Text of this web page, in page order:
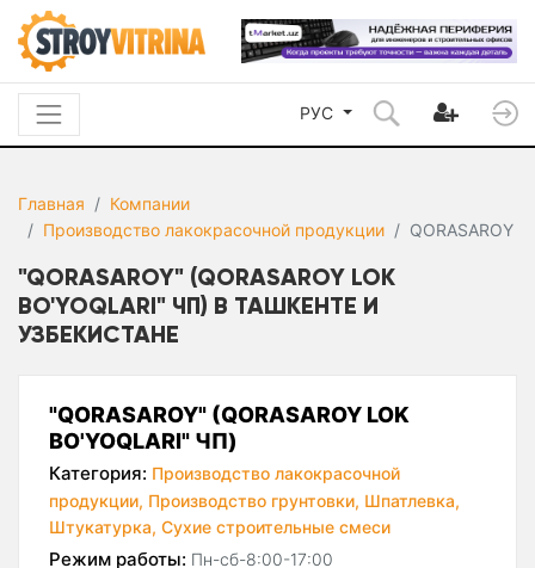
РУС
Главная
Компании
Производство лакокрасочной продукции
QORASAROY
"QORASAROY" (QORASAROY LOK
BO'YOQLARI" ЧП) В ТАШКЕНТЕ И
УЗБЕКИСТАНЕ
"QORASAROY" (QORASAROY LOK
BO'YOQLARI" ЧП)
Категория: Производство лакокрасочной
продукции, Производство грунтовки, Шпатлевка,
Штукатурка, Сухие строительные смеси
Режим работы: Пн-сб-8:00-17:00